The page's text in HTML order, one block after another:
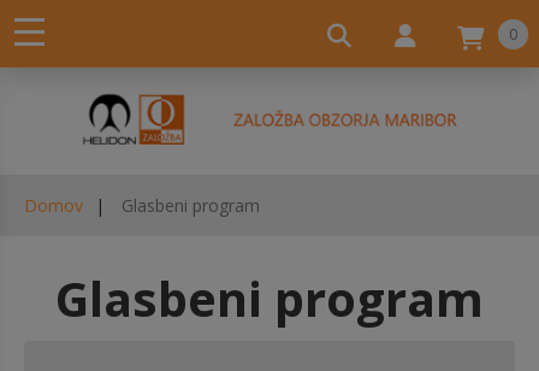
0
Domov Glasbeni program
Glasbeni program